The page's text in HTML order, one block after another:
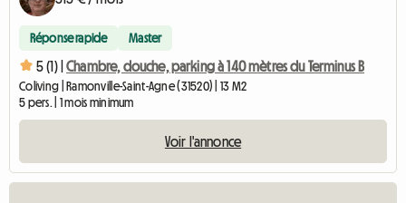
Réponse rapide Master
5 (1) | Chambre, douche, parking à 140 mètres du Terminus B
Coliving | Ramonville-Saint-Agne (31520) | 13 M2
5 pers. | 1 mois minimum
Voir l'annonce